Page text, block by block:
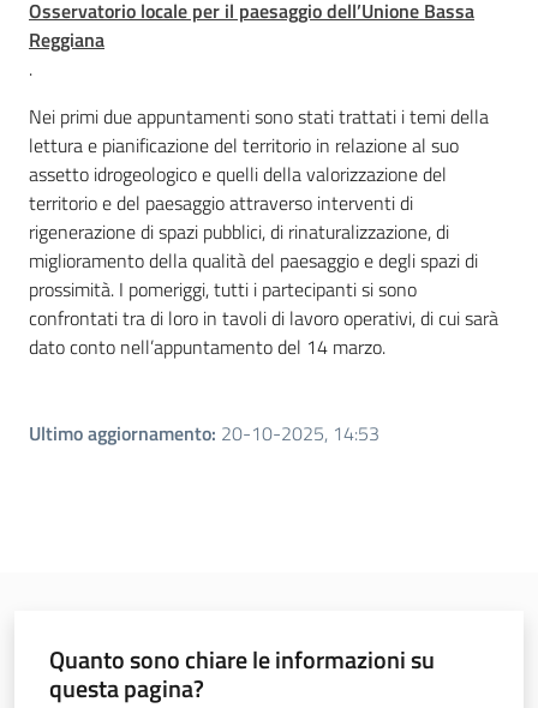
Osservatorio locale per il paesaggio dell’Unione Bassa
Reggiana
.
Nei primi due appuntamenti sono stati trattati i temi della
lettura e pianificazione del territorio in relazione al suo
assetto idrogeologico e quelli della valorizzazione del
territorio e del paesaggio attraverso interventi di
rigenerazione di spazi pubblici, di rinaturalizzazione, di
miglioramento della qualità del paesaggio e degli spazi di
prossimità. I pomeriggi, tutti i partecipanti si sono
confrontati tra di loro in tavoli di lavoro operativi, di cui sarà
dato conto nell’appuntamento del 14 marzo.
Ultimo aggiornamento: 20-10-2025, 14:53
Quanto sono chiare le informazioni su
questa pagina?